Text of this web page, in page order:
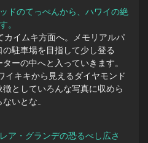
ドのてっぺんから、ハワイの絶
。
カイムキ方面へ。メモリアルパ
駐車場を目指して少し登る
ーの中へと入っていきます。
イキキから見えるダイヤモンド
としていろんな写真に収めら
いとな…
ア・グランデの恐るべし広さ